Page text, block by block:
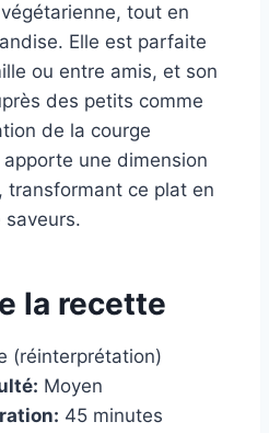
tout en
Elle est parfaite
ou entre amis, et son
des petits comme
de la courge
une dimension
transformant ce plat en
la recette
(réinterprétation)
Moyen
45 minutes